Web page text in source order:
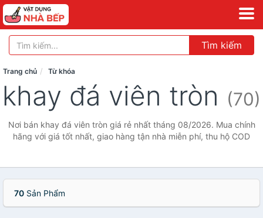
Tìm kiếm
Trang chủ Từ khóa
khay đá viên tròn (70)
Nơi bán khay đá viên tròn giá rẻ nhất tháng 08/2026. Mua chính
hãng với giá tốt nhất, giao hàng tận nhà miễn phí, thu hộ COD
70 Sản Phẩm